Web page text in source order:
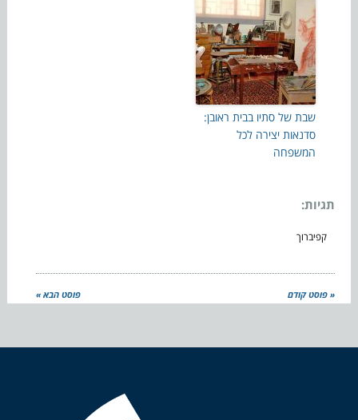
שבת של סתיו בבית ראובן:
סדנאות יצירה לכל
המשפחה
תגיות:
קפיברוך
« פוסט קודם פוסט הבא »